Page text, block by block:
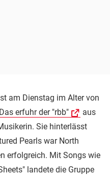
am Dienstag im Alter von
Das erfuhr der "rbb"
aus
Sie hinterlässt
Pearls war North
erfolgreich. Mit Songs wie
landete die Gruppe